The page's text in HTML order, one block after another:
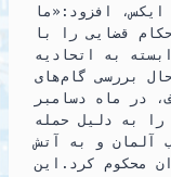
افزود:«ما
قضایی را با
به اتحادیه
بررسی گام‌های
در ماه دسامبر
را به دلیل حمله
آلمان و به آتش
محکوم کرد.این